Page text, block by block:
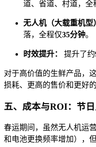
道、省道、村道，全
无人机（大载重机型
落，全程仅35分钟。
时效提升： 提升了约
对于高价值的生鲜产品，
损耗、更高的售价和更好
五、成本与ROI：节
春运期间，虽然无人机运
和电池更换频率增加），但